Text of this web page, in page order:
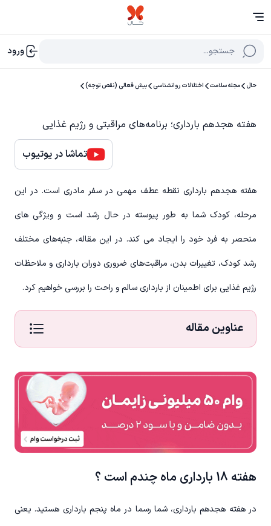
جستجو... ورود
حال مجله سلامت اختلالات روانشناسی بیش فعالی (نقص توجه)
هفته هجدهم بارداری؛ برنامه‌های مراقبتی و رژیم غذایی
تماشا در یوتیوب
هفته هجدهم بارداری نقطه عطف مهمی در سفر مادری است. در این
مرحله، کودک شما به طور پیوسته در حال رشد است و ویژگی های
منحصر به فرد خود را ایجاد می کند. در این مقاله، جنبه‌های مختلف
رشد کودک، تغییرات بدن، مراقبت‌های ضروری دوران بارداری و ملاحظات
رژیم غذایی برای اطمینان از بارداری سالم و راحت را بررسی خواهیم کرد.
عناوین مقاله
هفته 18 بارداری ماه چندم است ؟
در هفته هجدهم بارداری، شما رسما در ماه پنجم بارداری هستید. یعنی